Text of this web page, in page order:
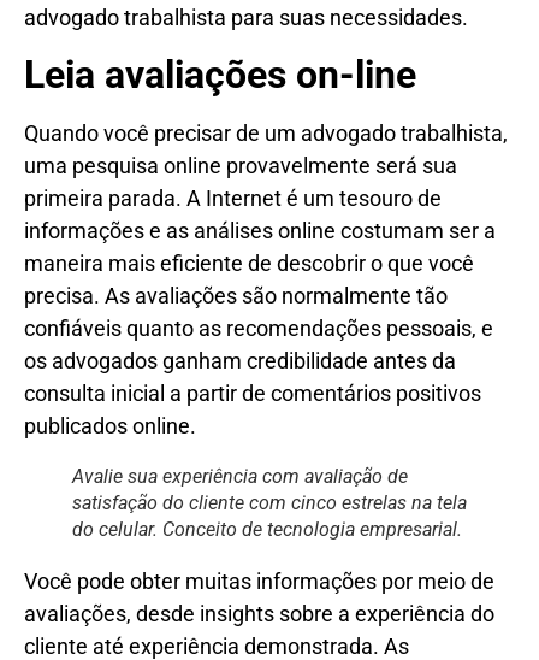
advogado trabalhista para suas necessidades.
Leia avaliações on-line
Quando você precisar de um advogado trabalhista,
uma pesquisa online provavelmente será sua
primeira parada. A Internet é um tesouro de
informações e as análises online costumam ser a
maneira mais eficiente de descobrir o que você
precisa. As avaliações são normalmente tão
confiáveis ​​quanto as recomendações pessoais, e
os advogados ganham credibilidade antes da
consulta inicial a partir de comentários positivos
publicados online.
Avalie sua experiência com avaliação de
satisfação do cliente com cinco estrelas na tela
do celular. Conceito de tecnologia empresarial.
Você pode obter muitas informações por meio de
avaliações, desde insights sobre a experiência do
cliente até experiência demonstrada. As